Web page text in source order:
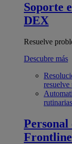
Soporte
DEX
Resuelve
Descubre más
resuelve
rutinarias
Personal
Frontline